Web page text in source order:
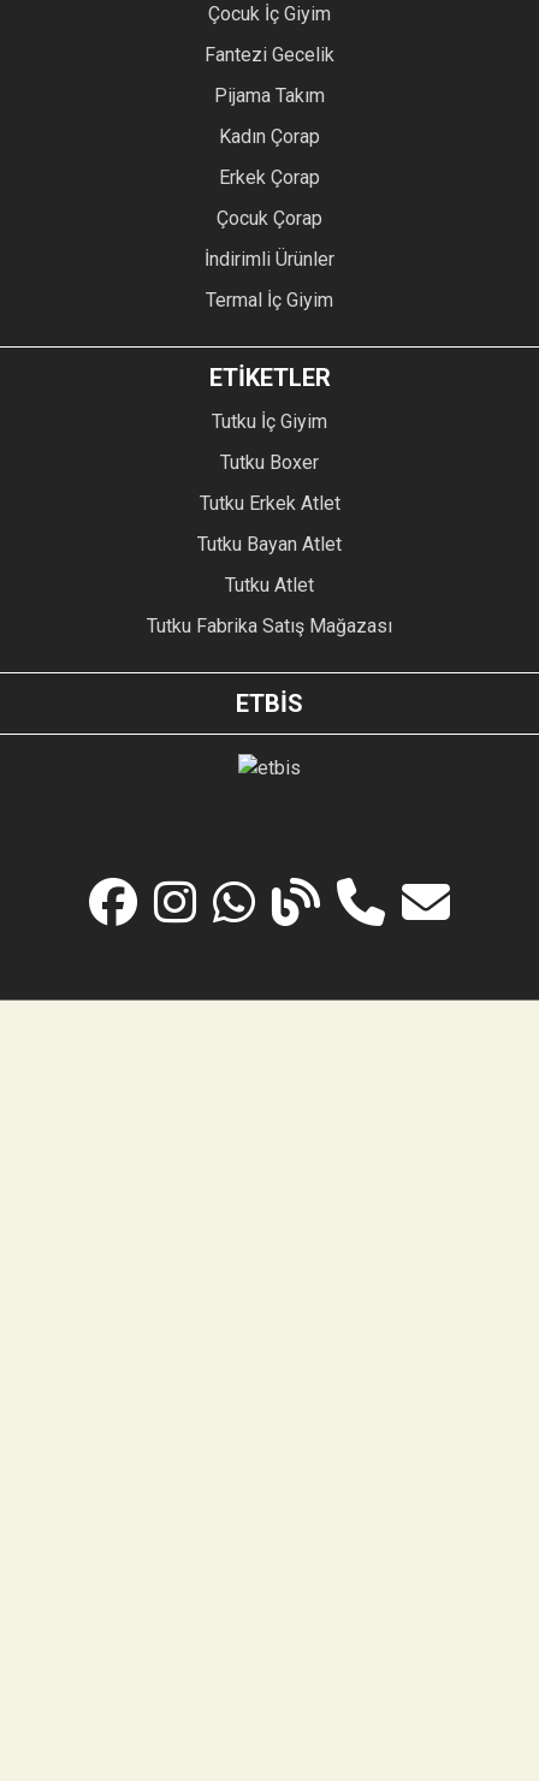
Çocuk İç Giyim
Fantezi Gecelik
Pijama Takım
Kadın Çorap
Erkek Çorap
Çocuk Çorap
İndirimli Ürünler
Termal İç Giyim
ETİKETLER
Tutku İç Giyim
Tutku Boxer
Tutku Erkek Atlet
Tutku Bayan Atlet
Tutku Atlet
Tutku Fabrika Satış Mağazası
ETBİS